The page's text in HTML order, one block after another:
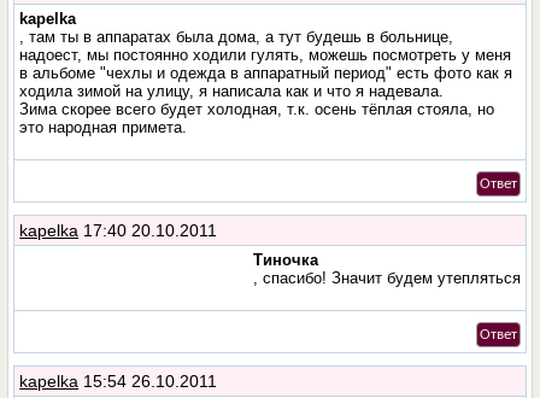
kapelka
, там ты в аппаратах была дома, а тут будешь в больнице,
надоест, мы постоянно ходили гулять, можешь посмотреть у меня
в альбоме "чехлы и одежда в аппаратный период" есть фото как я
ходила зимой на улицу, я написала как и что я надевала.
Зима скорее всего будет холодная, т.к. осень тёплая стояла, но
это народная примета.
Ответ
kapelka 17:40 20.10.2011
Тиночка
, спасибо! Значит будем утепляться
Ответ
kapelka 15:54 26.10.2011